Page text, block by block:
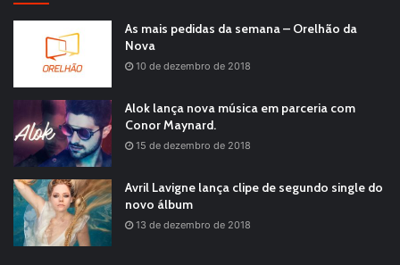
As mais pedidas da semana – Orelhão da
Nova
10 de dezembro de 2018
Alok lança nova música em parceria com
Conor Maynard.
15 de dezembro de 2018
Avril Lavigne lança clipe de segundo single do
novo álbum
13 de dezembro de 2018